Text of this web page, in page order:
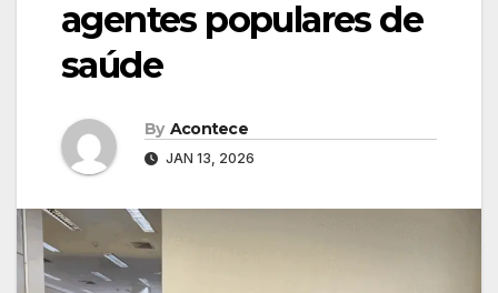
agentes populares de
saúde
By Acontece
JAN 13, 2026